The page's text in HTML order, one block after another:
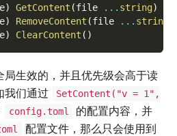
) GetContent (file ... string)
) RemoveContent (file ... string
) ClearContent ( )
局生效的，并且优先级会高于读
我们通过
SetContent("v = 1",
config.toml
的配置内容，并
配置文件，那么只会使用到